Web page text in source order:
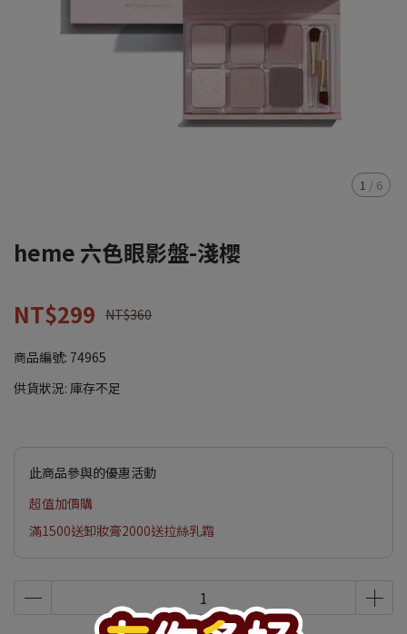
1 / 6
heme 六色眼影盤-淺櫻
NT$299 NT$360
商品編號: 74965
供貨狀況: 庫存不足
此商品參與的優惠活動
超值加價購
滿1500送卸妝膏2000送拉絲乳霜